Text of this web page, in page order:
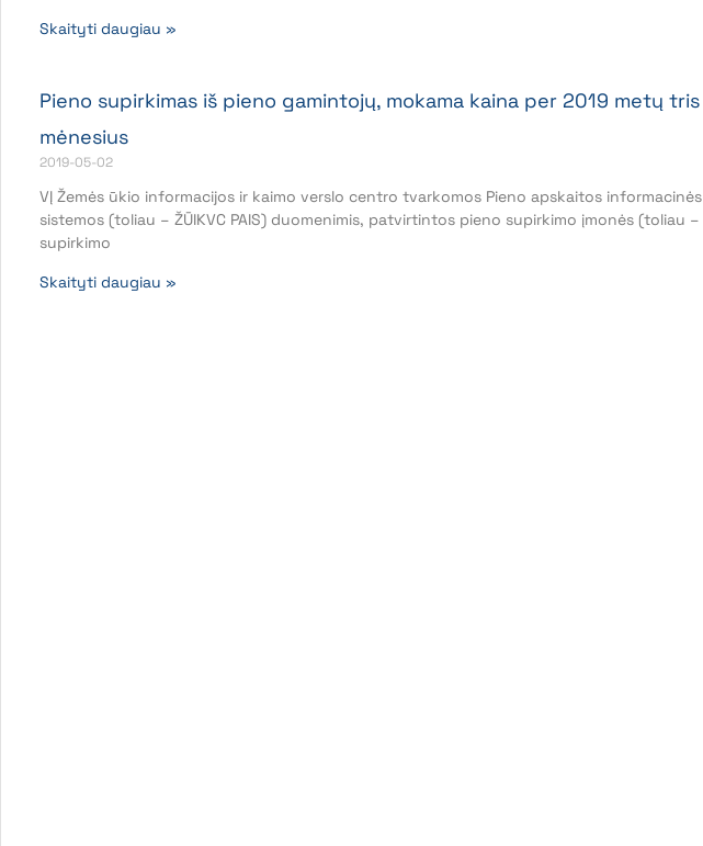
Skaityti daugiau »
Pieno supirkimas iš pieno gamintojų, mokama kaina per 2019 metų tris
mėnesius
2019-05-02
VĮ Žemės ūkio informacijos ir kaimo verslo centro tvarkomos Pieno apskaitos informacinės
sistemos (toliau – ŽŪIKVC PAIS) duomenimis, patvirtintos pieno supirkimo įmonės (toliau –
supirkimo
Skaityti daugiau »